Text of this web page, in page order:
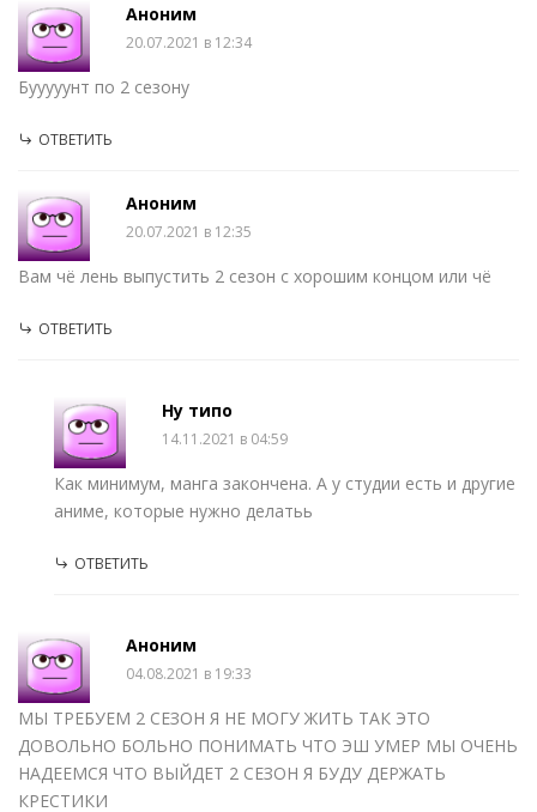
Аноним
20.07.2021 в 12:34
Бууууунт по 2 сезону
ОТВЕТИТЬ
Аноним
20.07.2021 в 12:35
Вам чë лень выпустить 2 сезон с хорошим концом или чë
ОТВЕТИТЬ
Ну типо
14.11.2021 в 04:59
Как минимум, манга закончена. А у студии есть и другие
аниме, которые нужно делатьь
ОТВЕТИТЬ
Аноним
04.08.2021 в 19:33
МЫ ТРЕБУЕМ 2 СЕЗОН Я НЕ МОГУ ЖИТЬ ТАК ЭТО
ДОВОЛЬНО БОЛЬНО ПОНИМАТЬ ЧТО ЭШ УМЕР МЫ ОЧЕНЬ
НАДЕЕМСЯ ЧТО ВЫЙДЕТ 2 СЕЗОН Я БУДУ ДЕРЖАТЬ
КРЕСТИКИ